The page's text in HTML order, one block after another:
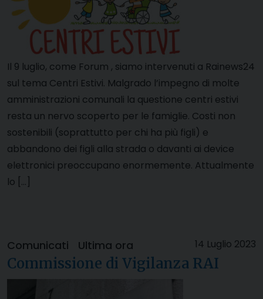
Il 9 luglio, come Forum , siamo intervenuti a Rainews24
sul tema Centri Estivi. Malgrado l’impegno di molte
amministrazioni comunali la questione centri estivi
resta un nervo scoperto per le famiglie. Costi non
sostenibili (soprattutto per chi ha più figli) e
abbandono dei figli alla strada o davanti ai device
elettronici preoccupano enormemente. Attualmente
lo […]
14 Luglio 2023
Comunicati Ultima ora
Commissione di Vigilanza RAI